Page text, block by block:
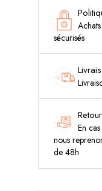
sécurisés
En
nous
de 48h